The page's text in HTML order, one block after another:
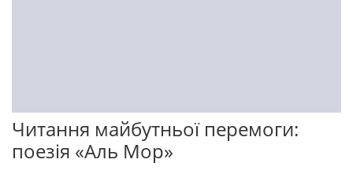
Читання майбутньої перемоги:
поезія «Аль Мор»